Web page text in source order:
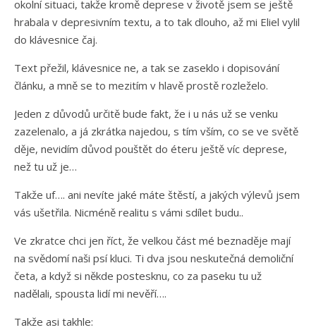
okolní situaci, takže kromě deprese v životě jsem se ještě
hrabala v depresivním textu, a to tak dlouho, až mi Eliel vylil
do klávesnice čaj.
Text přežil, klávesnice ne, a tak se zaseklo i dopisování
článku, a mně se to mezitím v hlavě prostě rozleželo.
Jeden z důvodů určitě bude fakt, že i u nás už se venku
zazelenalo, a já zkrátka najedou, s tím vším, co se ve světě
děje, nevidím důvod pouštět do éteru ještě víc deprese,
než tu už je…
Takže uf…. ani nevíte jaké máte štěstí, a jakých výlevů jsem
vás ušetřila. Nicméně realitu s vámi sdílet budu..
Ve zkratce chci jen říct, že velkou část mé beznaděje mají
na svědomí naši psí kluci. Ti dva jsou neskutečná demoliční
četa, a když si někde postesknu, co za paseku tu už
nadělali, spousta lidí mi nevěří….
Takže asi takhle: